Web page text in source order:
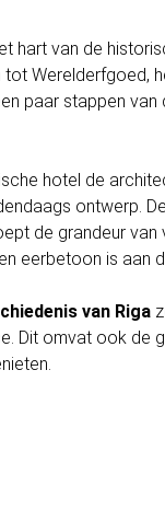
hart van de
tot Werelderfgoed,
paar stappen van
hotel de
ontwerp. De
de grandeur van
eerbetoon is aan
van Riga
Dit omvat ook de